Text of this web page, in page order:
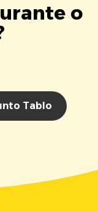
o
Tablo